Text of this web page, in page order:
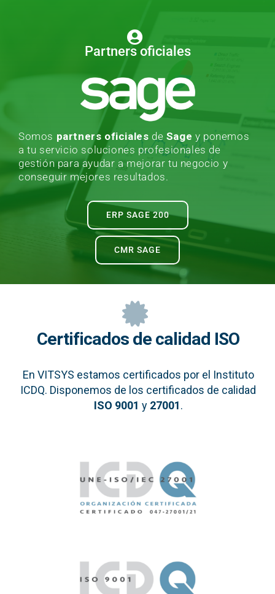
Partners oficiales
Somos partners oficiales de Sage y ponemos
a tu servicio soluciones profesionales de
gestión para ayudar a mejorar tu negocio y
conseguir mejores resultados.
ERP SAGE 200
CMR SAGE
Certificados de calidad ISO
En VITSYS estamos certificados por el Instituto
ICDQ. Disponemos de los certificados de calidad
ISO 9001 y 27001.